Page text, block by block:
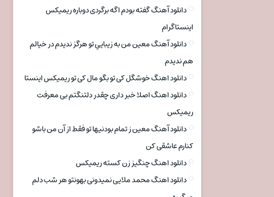
دانلود آهنگ گفته بودم اگه برگردی دوباره ریمیکس
اینستاگرام
دانلود آهنگ معین من به زیباییِ تو هرگز ندیدم در خیالم
هم ندیدم
دانلود اهنگ خوشگل کی تو بگو مال کی تو ریمیکس اینستا
دانلود اهنگ اصلا خبر داری چقدر دلتنگتم بی معرفت
ریمیکس
دانلود آهنگ معین ز تمام بودنیها تو فقط از آن من باشو
کنارم عاشقی کن
دانلود اهنگ چنگیز زن کسته ریمیکس
دانلود اهنگ محمد ملایی نمیدونی بهونتو هر شب دلم